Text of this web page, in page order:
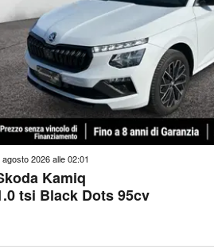
agosto 2026 alle 02:01
Kamiq
tsi Black Dots 95cv